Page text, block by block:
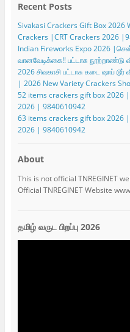
Recent Posts
Sivakasi Crackers Gift Box
Crackers |CRT Crackers 2026
Indian Fireworks Expo 2026
வானவேடிக்கை!! பட்டாசு நூற்றாண்டு
2026 சிவகாசி பட்டாசு கடை ஷாப்
| 2026 New Variety Crackers
52 items crackers gift box 2026
2026 | 9840610942
63 items crackers gift box 2026
2026 | 9840610942
About
This is not official TNREGINET
Official TNREGINET Website
தமிழ் வருட பிறப்பு 2026